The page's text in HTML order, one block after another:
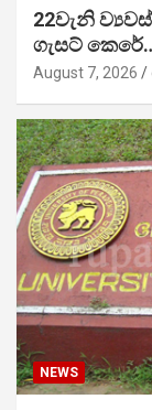
22වැනි
ගැසට්
August 7, 2026
NEWS